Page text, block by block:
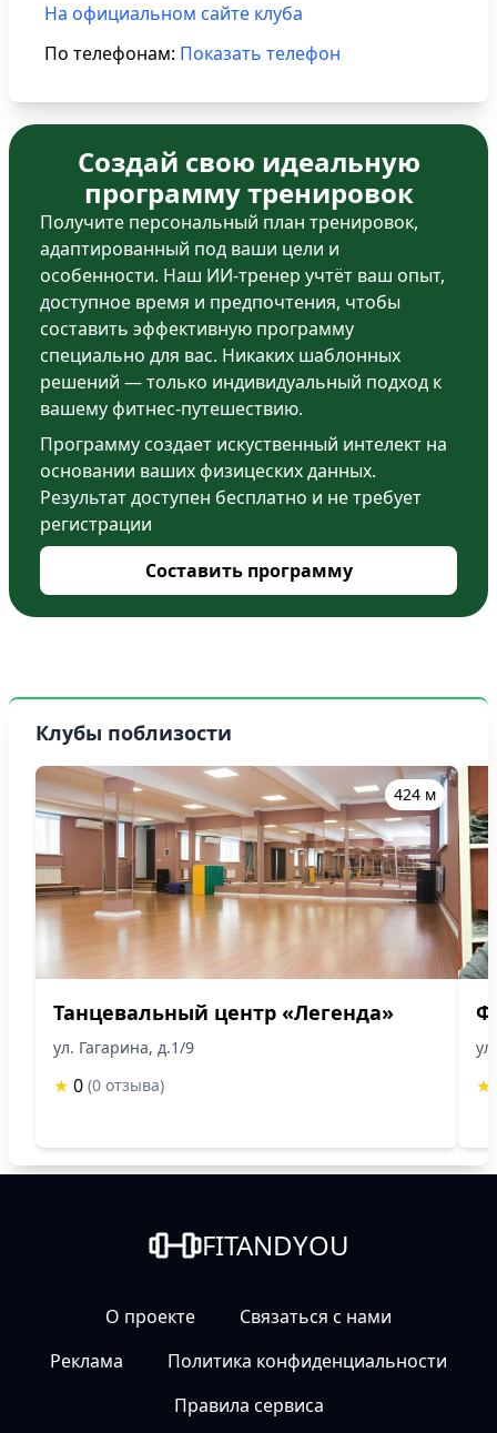
На официальном сайте клуба
По телефонам: Показать телефон
Создай свою идеальную
программу тренировок
Получите персональный план тренировок,
адаптированный под ваши цели и
особенности. Наш ИИ-тренер учтёт ваш опыт,
доступное время и предпочтения, чтобы
составить эффективную программу
специально для вас. Никаких шаблонных
решений — только индивидуальный подход к
вашему фитнес-путешествию.
Программу создает искуственный интелект на
основании ваших физицеских данных.
Результат доступен бесплатно и не требует
регистрации
Составить программу
Клубы поблизости
424 м
Танцевальный центр «Легенда»
ул. Гагарина, д.1/9
★ 0 (0 отзыва) ★
FITANDYOU
О проекте
Связаться с нами
Реклама
Политика конфиденциальности
Правила сервиса